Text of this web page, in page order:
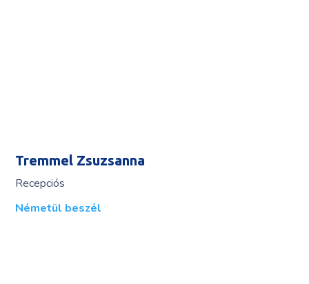
Tremmel Zsuzsanna
Recepciós
Németül beszél